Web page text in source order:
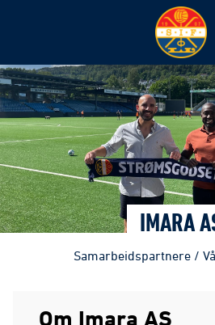
IMARA
Samarbeidspartnere /
Om Imara AS